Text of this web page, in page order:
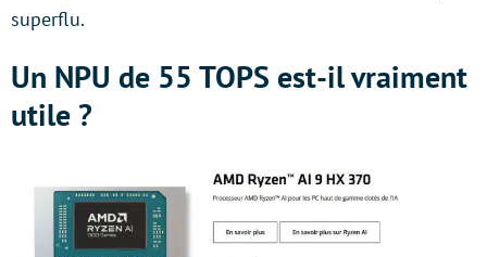
superflu.
Un NPU de 55 TOPS est-il vraiment
utile ?